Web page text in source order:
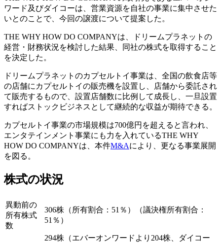
ワード及びダイコーは、営業資源を自社の事業に集中させた
いとのことで、今回の譲渡について提案した。
THE WHY HOW DO COMPANYは、ドリームプラネットの
経営・財務状況を検討した結果、同社の株式を取得すること
を決定した。
ドリームプラネットのカプセルトイ事業は、全国の飲食店等
の店舗にカプセルトイの販売機を設置し、店舗から委託され
て販売するもので、設置店舗数に比例して成長し、一旦設置
すればストックビジネスとして継続的な収益が期待できる。
カプセルトイ事業の市場規模は700億円を超えると言われ、
エンタテインメント事業にも力を入れているTHE WHY
HOW DO COMPANYは、本件M&Aにより、更なる事業展開
を図る。
株式の状況
異動前の
所有株式
数
306株（所有割合：51％）（議決権所有割合：
51％）
294株（エバーオンワードより204株、ダイコー